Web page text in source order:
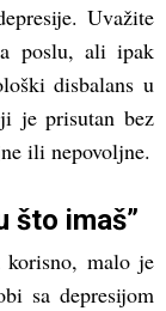
Uvažite
poslu, ali ipak
disbalans u
je prisutan bez
ili nepovoljne.
što imaš”
korisno, malo je
sa depresijom